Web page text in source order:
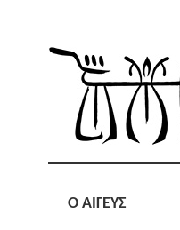
Ο ΑΙΓΕΥΣ